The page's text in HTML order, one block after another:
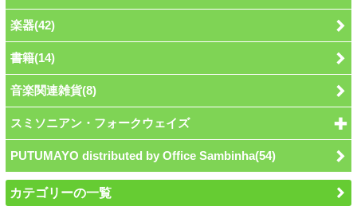
楽器(42)
書籍(14)
音楽関連雑貨(8)
スミソニアン・フォークウェイズ
PUTUMAYO distributed by Office Sambinha(54)
カテゴリーの一覧